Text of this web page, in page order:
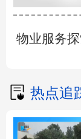
物业服务
热点追